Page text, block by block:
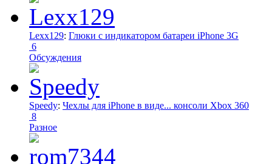
Lexx129: Глюки с индикатором батареи iPhone 3G
6
Обсуждения
Speedy: Чехлы для iPhone в виде... консоли Xbox 360
8
Разное